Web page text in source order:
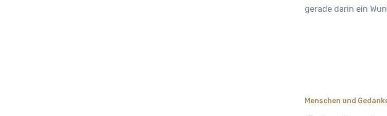
gerade darin ein
Menschen und